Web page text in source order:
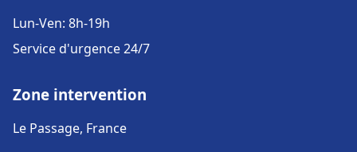
Lun-Ven: 8h-19h
Service d'urgence 24/7
Zone intervention
Le Passage, France